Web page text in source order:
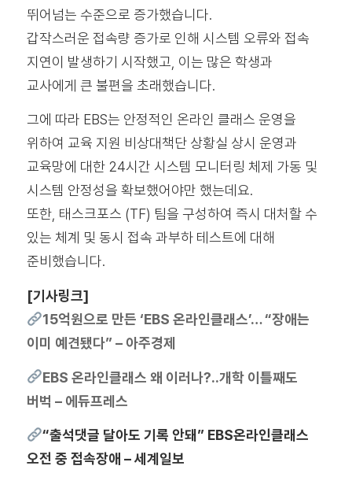
뛰어넘는 수준으로 증가했습니다.
갑작스러운 접속량 증가로 인해 시스템 오류와 접속
지연이 발생하기 시작했고, 이는 많은 학생과
교사에게 큰 불편을 초래했습니다.
그에 따라 EBS는 안정적인 온라인 클래스 운영을
위하여 교육 지원 비상대책단 상황실 상시 운영과
교육망에 대한 24시간 시스템 모니터링 체제 가동 및
시스템 안정성을 확보했어야만 했는데요.
또한, 태스크포스 (TF) 팀을 구성하여 즉시 대처할 수
있는 체계 및 동시 접속 과부하 테스트에 대해
준비했습니다.
[기사링크]
15억원으로 만든 ‘EBS 온라인클래스’… “장애는
이미 예견됐다” – 아주경제
EBS 온라인클래스 왜 이러나?..개학 이틀째도
버벅 – 에듀프레스
“출석댓글 달아도 기록 안돼” EBS온라인클래스
오전 중 접속장애 – 세계일보